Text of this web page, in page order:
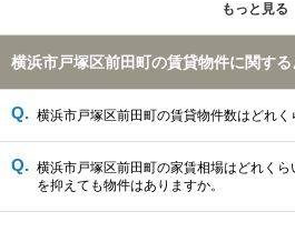
もっと見る
横浜市戸塚区前田町の賃貸物件に関する
横浜市戸塚区前田町の賃貸物件数はどれく
横浜市戸塚区前田町の家賃相場はどれく
を抑えても物件はありますか。